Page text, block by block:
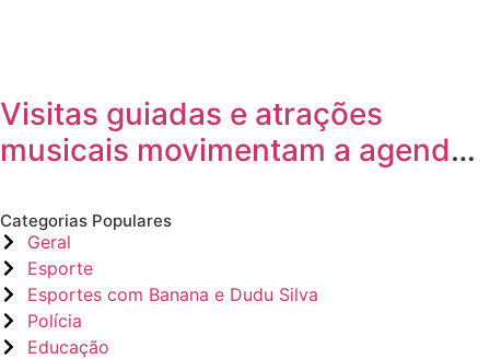
Visitas guiadas e atrações
musicais movimentam a agenda
Categorias Populares
Geral
Esporte
Esportes com Banana e Dudu Silva
Polícia
Educação